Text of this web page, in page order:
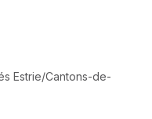
Estrie/Cantons-de-